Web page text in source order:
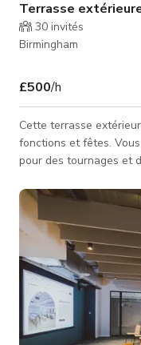
Terrasse
30 invités
Birmingham
£500/h
Cette terrasse
fonctions et fêtes.
pour des tournages et des